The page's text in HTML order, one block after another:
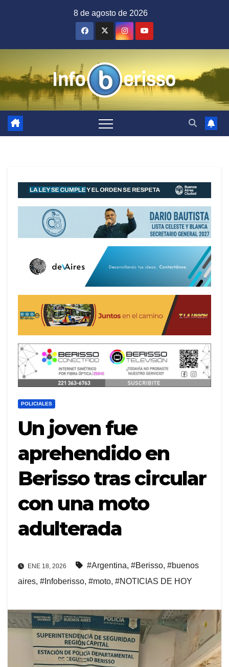
8 de agosto de 2026
POLICIALES
Un joven fue
aprehendido en
Berisso tras circular
con una moto
adulterada
ENE 18, 2026 #Argentina, #Berisso, #buenos
aires, #Infoberisso, #moto, #NOTICIAS DE HOY